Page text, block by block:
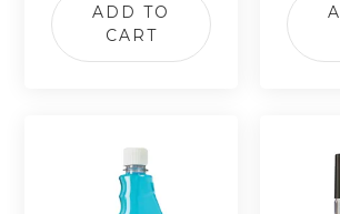
ADD TO
CART